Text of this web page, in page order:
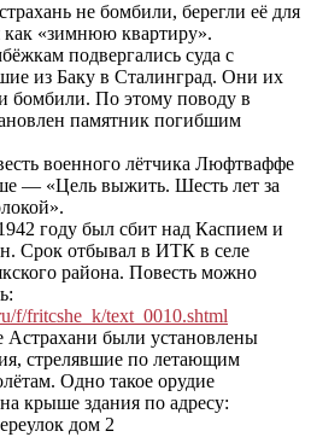
не бомбили, берегли её для
как «зимнюю квартиру».
подвергались суда с
из Баку в Сталинград. Они их
бомбили. По этому поводу в
памятник погибшим
военного лётчика Люфтваффе
— «Цель выжить. Шесть лет за
году был сбит над Каспием и
Срок отбывал в ИТК в селе
района. Повесть можно
f/fritcshe_k/text_0010.shtml
Астрахани были установлены
стрелявшие по летающим
Одно такое орудие
крыше здания по адресу:
дом 2